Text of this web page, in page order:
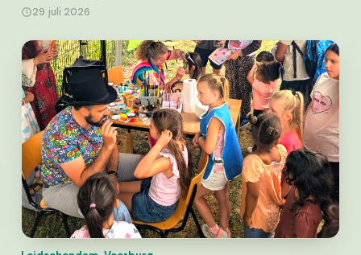
29 juli 2026